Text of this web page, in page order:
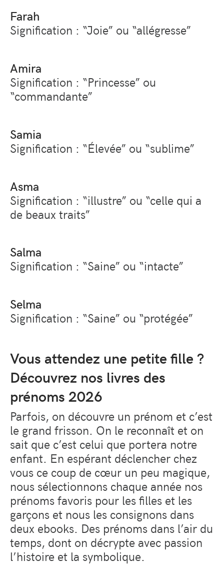
Farah
Signification : “Joie” ou “allégresse”
Amira
Signification : “Princesse” ou
“commandante”
Samia
Signification : “Élevée” ou “sublime”
Asma
Signification : “illustre” ou “celle qui a
de beaux traits”
Salma
Signification : “Saine” ou “intacte”
Selma
Signification : “Saine” ou “protégée”
Vous attendez une petite fille ?
Découvrez nos livres des
prénoms 2026
Parfois, on découvre un prénom et c’est
le grand frisson. On le reconnaît et on
sait que c’est celui que portera notre
enfant. En espérant déclencher chez
vous ce coup de cœur un peu magique,
nous sélectionnons chaque année nos
prénoms favoris pour les filles et les
garçons et nous les consignons dans
deux ebooks. Des prénoms dans l’air du
temps, dont on décrypte avec passion
l’histoire et la symbolique.